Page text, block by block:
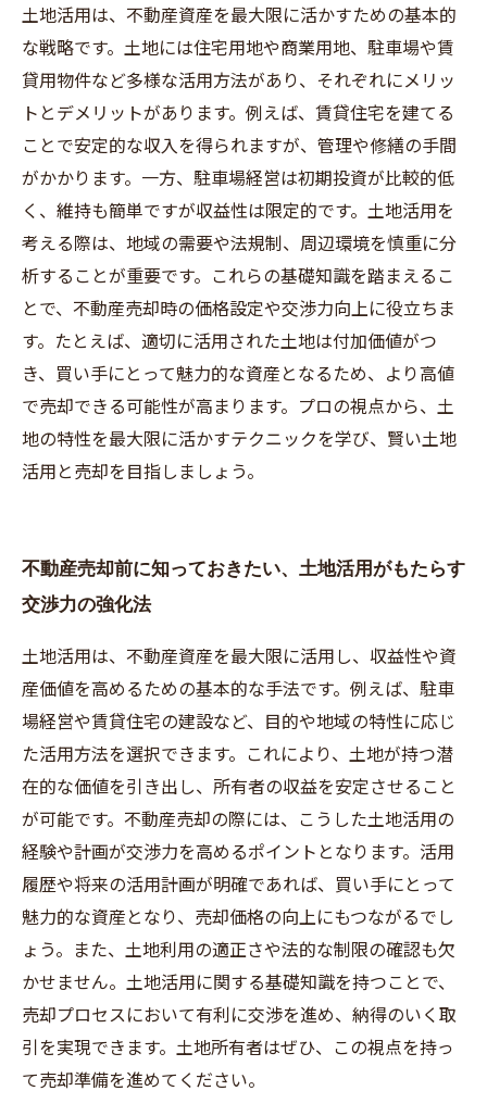
土地活用は、不動産資産を最大限に活かすための基本的
な戦略です。土地には住宅用地や商業用地、駐車場や賃
貸用物件など多様な活用方法があり、それぞれにメリッ
トとデメリットがあります。例えば、賃貸住宅を建てる
ことで安定的な収入を得られますが、管理や修繕の手間
がかかります。一方、駐車場経営は初期投資が比較的低
く、維持も簡単ですが収益性は限定的です。土地活用を
考える際は、地域の需要や法規制、周辺環境を慎重に分
析することが重要です。これらの基礎知識を踏まえるこ
とで、不動産売却時の価格設定や交渉力向上に役立ちま
す。たとえば、適切に活用された土地は付加価値がつ
き、買い手にとって魅力的な資産となるため、より高値
で売却できる可能性が高まります。プロの視点から、土
地の特性を最大限に活かすテクニックを学び、賢い土地
活用と売却を目指しましょう。
不動産売却前に知っておきたい、土地活用がもたらす
交渉力の強化法
土地活用は、不動産資産を最大限に活用し、収益性や資
産価値を高めるための基本的な手法です。例えば、駐車
場経営や賃貸住宅の建設など、目的や地域の特性に応じ
た活用方法を選択できます。これにより、土地が持つ潜
在的な価値を引き出し、所有者の収益を安定させること
が可能です。不動産売却の際には、こうした土地活用の
経験や計画が交渉力を高めるポイントとなります。活用
履歴や将来の活用計画が明確であれば、買い手にとって
魅力的な資産となり、売却価格の向上にもつながるでし
ょう。また、土地利用の適正さや法的な制限の確認も欠
かせません。土地活用に関する基礎知識を持つことで、
売却プロセスにおいて有利に交渉を進め、納得のいく取
引を実現できます。土地所有者はぜひ、この視点を持っ
て売却準備を進めてください。